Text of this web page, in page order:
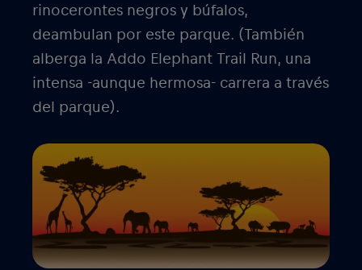
rinocerontes negros y búfalos,
deambulan por este parque. (También
alberga la Addo Elephant Trail Run, una
intensa -aunque hermosa- carrera a través
del parque).